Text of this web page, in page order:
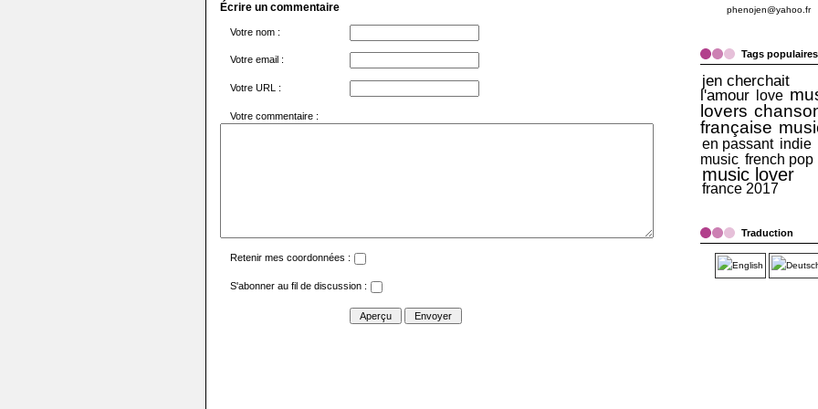
Écrire un commentaire
Votre nom :
Votre email :
Votre URL :
Votre commentaire :
Retenir mes coordonnées :
S'abonner au fil de discussion :
phenojen@yahoo.fr
Tags populaires
jen cherchait
l'amour
love
lovers
française
en passant indie
music french pop
music lover
france 2017
Traduction